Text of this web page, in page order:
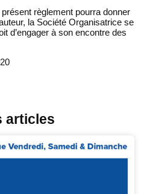
règlement pourra donner
la Société Organisatrice se
d’engager à son encontre des
articles